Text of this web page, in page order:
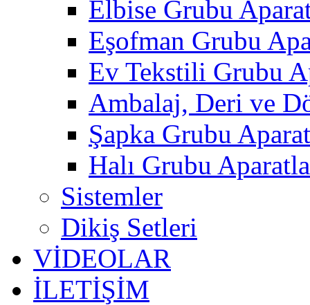
Elbise Grubu
Eşofman Grubu
Ev Tekstili Grubu
Ambalaj, Deri ve
Şapka Grubu
Halı Grubu
Sistemler
Dikiş Setleri
VİDEOLAR
İLETİŞİM